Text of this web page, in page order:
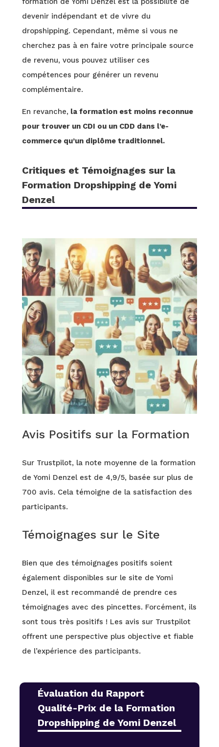
devenir indépendant et de vivre du
dropshipping. Cependant, même si vous ne
cherchez pas à en faire votre principale source
de revenu, vous pouvez utiliser ces
compétences pour générer un revenu
complémentaire.
En revanche, la formation est moins reconnue
pour trouver un CDI ou un CDD dans l’e-
commerce qu’un diplôme traditionnel.
Critiques et Témoignages sur la
Formation Dropshipping de Yomi
Denzel
Avis Positifs sur la Formation
Sur Trustpilot, la note moyenne de la formation
de Yomi Denzel est de 4,9/5, basée sur plus de
700 avis. Cela témoigne de la satisfaction des
participants.
Témoignages sur le Site
Bien que des témoignages positifs soient
également disponibles sur le site de Yomi
Denzel, il est recommandé de prendre ces
témoignages avec des pincettes. Forcément, ils
sont tous très positifs ! Les avis sur Trustpilot
offrent une perspective plus objective et fiable
de l’expérience des participants.
Évaluation du Rapport
Qualité-Prix de la Formation
Dropshipping de Yomi Denzel